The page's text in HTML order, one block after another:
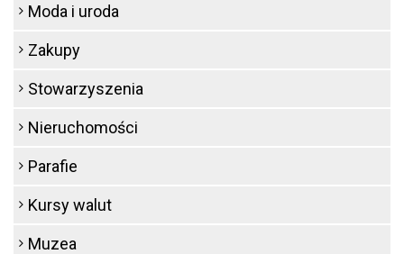
Moda i uroda
Zakupy
Stowarzyszenia
Nieruchomości
Parafie
Kursy walut
Muzea